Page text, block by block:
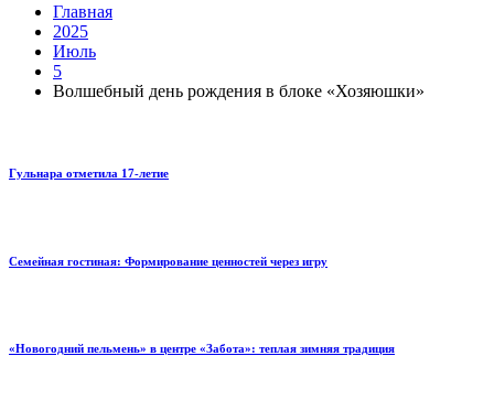
Главная
2025
Июль
5
Волшебный день рождения в блоке «Хозяюшки»
Гульнара отметила 17‑летие
Семейная гостиная: Формирование ценностей через игру
«Новогодний пельмень» в центре «Забота»: теплая зимняя традиция